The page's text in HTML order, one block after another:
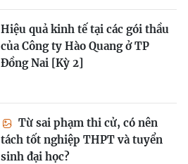
Hiệu quả kinh tế tại các gói thầu
của Công ty Hào Quang ở TP
Đồng Nai [Kỳ 2]
Từ sai phạm thi cử, có nên
tách tốt nghiệp THPT và tuyển
sinh đại học?